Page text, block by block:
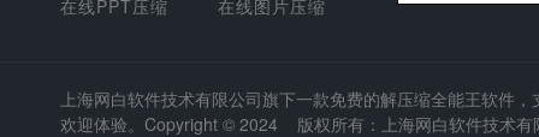
在线PPT压缩
在线图片压缩
上海网白软件技术有限公司旗下一款免费的解压缩全能王软件
欢迎体验。Copyright © 2024 版权所有：上海网白软件技术